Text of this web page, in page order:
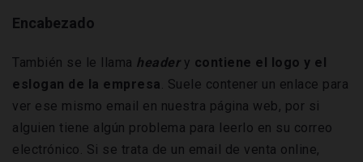
Encabezado
También se le llama header y contiene el logo y el
eslogan de la empresa. Suele contener un enlace para
ver ese mismo email en nuestra página web, por si
alguien tiene algún problema para leerlo en su correo
electrónico. Si se trata de un email de venta online,